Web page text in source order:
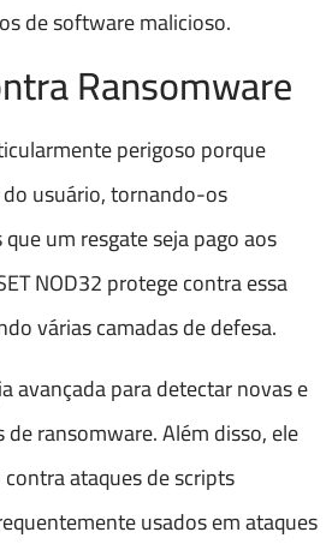
de software malicioso.
Ransomware
perigoso porque
usuário, tornando-os
um resgate seja pago aos
NOD32 protege contra essa
várias camadas de defesa.
avançada para detectar novas e
ransomware. Além disso, ele
ataques de scripts
usados em ataques